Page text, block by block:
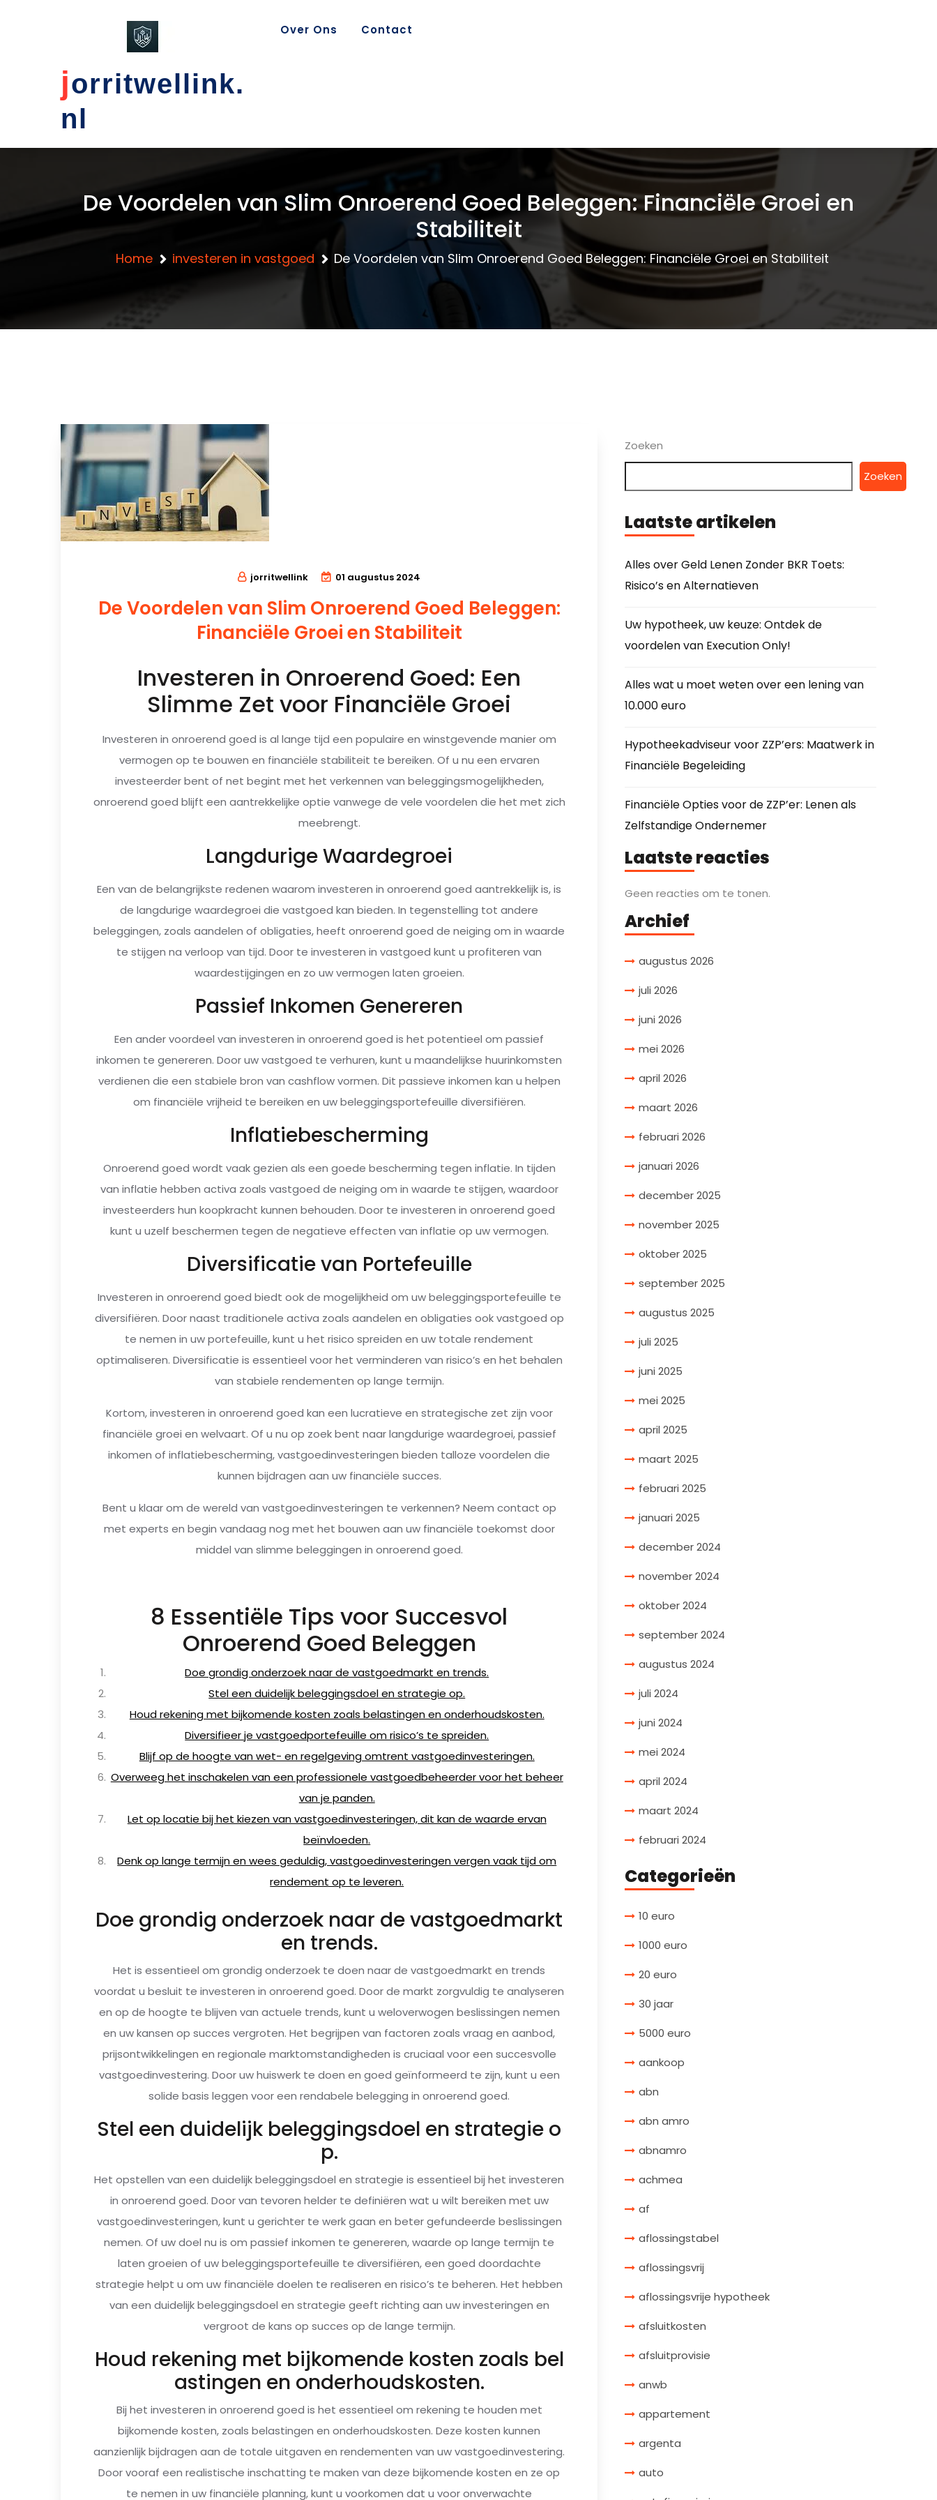
jorritwellink.
nl
Over Ons Contact
De Voordelen van Slim Onroerend Goed Beleggen: Financiële Groei en
Stabiliteit
Home investeren in vastgoed De Voordelen van Slim Onroerend Goed Beleggen: Financiële Groei en Stabiliteit
jorritwellink 01 augustus 2024
De Voordelen van Slim Onroerend Goed Beleggen:
Financiële Groei en Stabiliteit
Investeren in Onroerend Goed: Een
Slimme Zet voor Financiële Groei
Investeren in onroerend goed is al lange tijd een populaire en winstgevende manier om
vermogen op te bouwen en financiële stabiliteit te bereiken. Of u nu een ervaren
investeerder bent of net begint met het verkennen van beleggingsmogelijkheden,
onroerend goed blijft een aantrekkelijke optie vanwege de vele voordelen die het met zich
meebrengt.
Langdurige Waardegroei
Een van de belangrijkste redenen waarom investeren in onroerend goed aantrekkelijk is, is
de langdurige waardegroei die vastgoed kan bieden. In tegenstelling tot andere
beleggingen, zoals aandelen of obligaties, heeft onroerend goed de neiging om in waarde
te stijgen na verloop van tijd. Door te investeren in vastgoed kunt u profiteren van
waardestijgingen en zo uw vermogen laten groeien.
Passief Inkomen Genereren
Een ander voordeel van investeren in onroerend goed is het potentieel om passief
inkomen te genereren. Door uw vastgoed te verhuren, kunt u maandelijkse huurinkomsten
verdienen die een stabiele bron van cashflow vormen. Dit passieve inkomen kan u helpen
om financiële vrijheid te bereiken en uw beleggingsportefeuille diversifiëren.
Inflatiebescherming
Onroerend goed wordt vaak gezien als een goede bescherming tegen inflatie. In tijden
van inflatie hebben activa zoals vastgoed de neiging om in waarde te stijgen, waardoor
investeerders hun koopkracht kunnen behouden. Door te investeren in onroerend goed
kunt u uzelf beschermen tegen de negatieve effecten van inflatie op uw vermogen.
Diversificatie van Portefeuille
Investeren in onroerend goed biedt ook de mogelijkheid om uw beleggingsportefeuille te
diversifiëren. Door naast traditionele activa zoals aandelen en obligaties ook vastgoed op
te nemen in uw portefeuille, kunt u het risico spreiden en uw totale rendement
optimaliseren. Diversificatie is essentieel voor het verminderen van risico’s en het behalen
van stabiele rendementen op lange termijn.
Kortom, investeren in onroerend goed kan een lucratieve en strategische zet zijn voor
financiële groei en welvaart. Of u nu op zoek bent naar langdurige waardegroei, passief
inkomen of inflatiebescherming, vastgoedinvesteringen bieden talloze voordelen die
kunnen bijdragen aan uw financiële succes.
Bent u klaar om de wereld van vastgoedinvesteringen te verkennen? Neem contact op
met experts en begin vandaag nog met het bouwen aan uw financiële toekomst door
middel van slimme beleggingen in onroerend goed.
8 Essentiële Tips voor Succesvol
Onroerend Goed Beleggen
Doe grondig onderzoek naar de vastgoedmarkt en trends.
Stel een duidelijk beleggingsdoel en strategie op.
Houd rekening met bijkomende kosten zoals belastingen en onderhoudskosten.
Diversifieer je vastgoedportefeuille om risico’s te spreiden.
Blijf op de hoogte van wet- en regelgeving omtrent vastgoedinvesteringen.
Overweeg het inschakelen van een professionele vastgoedbeheerder voor het beheer
van je panden.
Let op locatie bij het kiezen van vastgoedinvesteringen, dit kan de waarde ervan
beïnvloeden.
Denk op lange termijn en wees geduldig, vastgoedinvesteringen vergen vaak tijd om
rendement op te leveren.
Doe grondig onderzoek naar de vastgoedmarkt
en trends.
Het is essentieel om grondig onderzoek te doen naar de vastgoedmarkt en trends
voordat u besluit te investeren in onroerend goed. Door de markt zorgvuldig te analyseren
en op de hoogte te blijven van actuele trends, kunt u weloverwogen beslissingen nemen
en uw kansen op succes vergroten. Het begrijpen van factoren zoals vraag en aanbod,
prijsontwikkelingen en regionale marktomstandigheden is cruciaal voor een succesvolle
vastgoedinvestering. Door uw huiswerk te doen en goed geïnformeerd te zijn, kunt u een
solide basis leggen voor een rendabele belegging in onroerend goed.
Stel een duidelijk beleggingsdoel en strategie o
p.
Het opstellen van een duidelijk beleggingsdoel en strategie is essentieel bij het investeren
in onroerend goed. Door van tevoren helder te definiëren wat u wilt bereiken met uw
vastgoedinvesteringen, kunt u gerichter te werk gaan en beter gefundeerde beslissingen
nemen. Of uw doel nu is om passief inkomen te genereren, waarde op lange termijn te
laten groeien of uw beleggingsportefeuille te diversifiëren, een goed doordachte
strategie helpt u om uw financiële doelen te realiseren en risico’s te beheren. Het hebben
van een duidelijk beleggingsdoel en strategie geeft richting aan uw investeringen en
vergroot de kans op succes op de lange termijn.
Houd rekening met bijkomende kosten zoals bel
astingen en onderhoudskosten.
Bij het investeren in onroerend goed is het essentieel om rekening te houden met
bijkomende kosten, zoals belastingen en onderhoudskosten. Deze kosten kunnen
aanzienlijk bijdragen aan de totale uitgaven en rendementen van uw vastgoedinvestering.
Door vooraf een realistische inschatting te maken van deze bijkomende kosten en ze op
te nemen in uw financiële planning, kunt u voorkomen dat u voor onverwachte
Zoeken
Zoeken
Laatste artikelen
Alles over Geld Lenen Zonder BKR Toets:
Risico’s en Alternatieven
Uw hypotheek, uw keuze: Ontdek de
voordelen van Execution Only!
Alles wat u moet weten over een lening van
10.000 euro
Hypotheekadviseur voor ZZP’ers: Maatwerk in
Financiële Begeleiding
Financiële Opties voor de ZZP’er: Lenen als
Zelfstandige Ondernemer
Laatste reacties
Geen reacties om te tonen.
Archief
augustus 2026
juli 2026
juni 2026
mei 2026
april 2026
maart 2026
februari 2026
januari 2026
december 2025
november 2025
oktober 2025
september 2025
augustus 2025
juli 2025
juni 2025
mei 2025
april 2025
maart 2025
februari 2025
januari 2025
december 2024
november 2024
oktober 2024
september 2024
augustus 2024
juli 2024
juni 2024
mei 2024
april 2024
maart 2024
februari 2024
Categorieën
10 euro
1000 euro
20 euro
30 jaar
5000 euro
aankoop
abn
abn amro
abnamro
achmea
af
aflossingstabel
aflossingsvrij
aflossingsvrije hypotheek
afsluitkosten
afsluitprovisie
anwb
appartement
argenta
auto